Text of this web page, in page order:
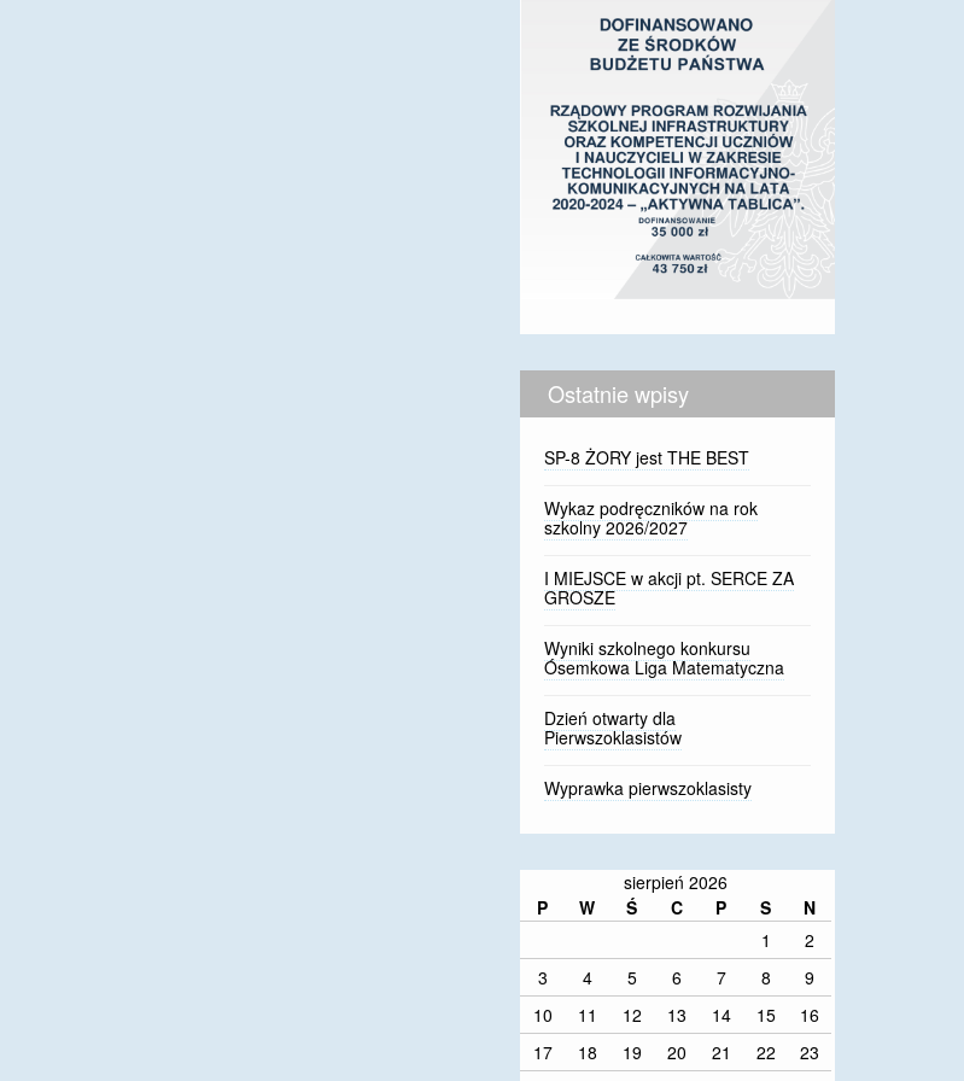
Ostatnie wpisy
SP-8 ŻORY jest THE BEST
Wykaz podręczników na rok
szkolny 2026/2027
I MIEJSCE w akcji pt. SERCE ZA
GROSZE
Wyniki szkolnego konkursu
Ósemkowa Liga Matematyczna
Dzień otwarty dla
Pierwszoklasistów
Wyprawka pierwszoklasisty
sierpień 2026
P
W Ś C P S
N
1
2
3
4 5 6 7 8
9
10
11 12 13 14 15
16
17
18 19 20 21 22
23